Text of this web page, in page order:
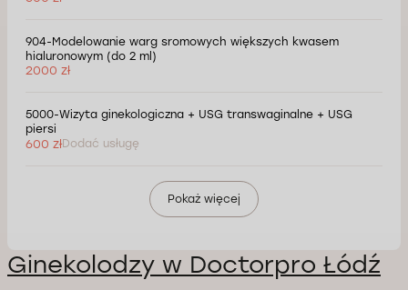
904-Modelowanie warg sromowych większych kwasem
hialuronowym (do 2 ml)
2000 zł
5000-Wizyta ginekologiczna + USG transwaginalne + USG
piersi
600 złDodać usługę
Pokaż więcej
Ginekolodzy w Doctorpro Łódź